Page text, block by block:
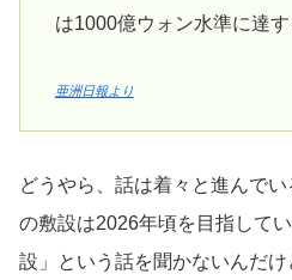
は1000億ウォン水準に達す
亜洲日報より
どうやら、話は着々と進んで
の敷設は2026年頃を目指して
設」という話を聞かないんだ